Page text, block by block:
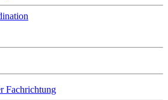
Fachrichtung